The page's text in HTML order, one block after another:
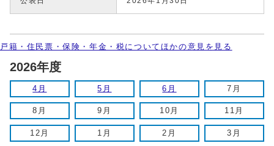
戸籍・住民票・保険・年金・税についてほかの意見を見る
2026年度
4月 5月 6月 7月
8月 9月 10月 11月
12月 1月 2月 3月